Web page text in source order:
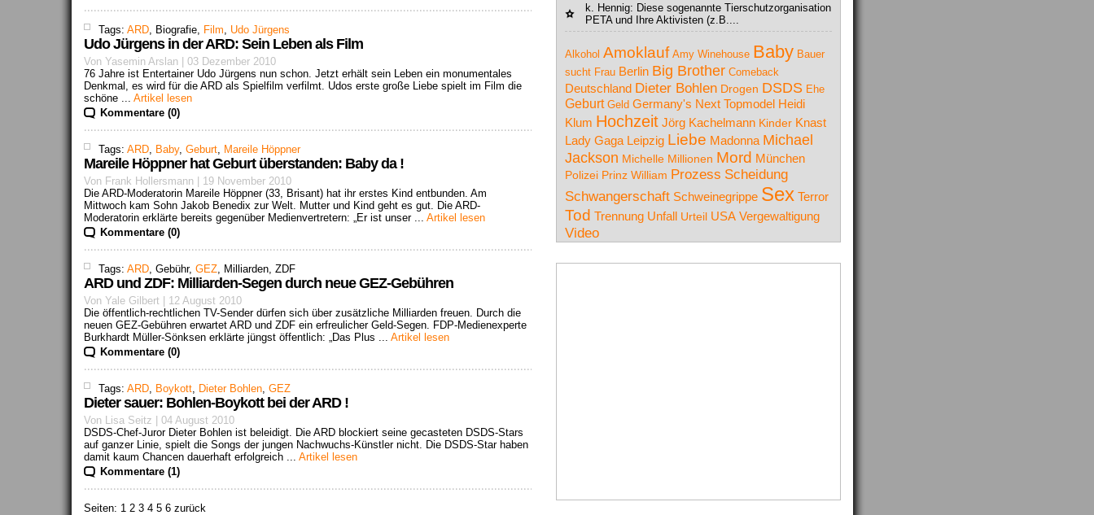
Tags: ARD, Biografie, Film, Udo Jürgens
Udo Jürgens in der ARD: Sein Leben als Film
Von Yasemin Arslan | 03 Dezember 2010
76 Jahre ist Entertainer Udo Jürgens nun schon. Jetzt erhält sein Leben ein monumentales
Denkmal, es wird für die ARD als Spielfilm verfilmt. Udos erste große Liebe spielt im Film die
schöne ... Artikel lesen
Kommentare (0)
Tags: ARD, Baby, Geburt, Mareile Höppner
Mareile Höppner hat Geburt überstanden: Baby da !
Von Frank Hollersmann | 19 November 2010
Die ARD-Moderatorin Mareile Höppner (33, Brisant) hat ihr erstes Kind entbunden. Am
Mittwoch kam Sohn Jakob Benedix zur Welt. Mutter und Kind geht es gut. Die ARD-
Moderatorin erklärte bereits gegenüber Medienvertretern: „Er ist unser ... Artikel lesen
Kommentare (0)
Tags: ARD, Gebühr, GEZ, Milliarden, ZDF
ARD und ZDF: Milliarden-Segen durch neue GEZ-Gebühren
Von Yale Gilbert | 12 August 2010
Die öffentlich-rechtlichen TV-Sender dürfen sich über zusätzliche Milliarden freuen. Durch die
neuen GEZ-Gebühren erwartet ARD und ZDF ein erfreulicher Geld-Segen. FDP-Medienexperte
Burkhardt Müller-Sönksen erklärte jüngst öffentlich: „Das Plus ... Artikel lesen
Kommentare (0)
Tags: ARD, Boykott, Dieter Bohlen, GEZ
Dieter sauer: Bohlen-Boykott bei der ARD !
Von Lisa Seitz | 04 August 2010
DSDS-Chef-Juror Dieter Bohlen ist beleidigt. Die ARD blockiert seine gecasteten DSDS-Stars
auf ganzer Linie, spielt die Songs der jungen Nachwuchs-Künstler nicht. Die DSDS-Star haben
damit kaum Chancen dauerhaft erfolgreich ... Artikel lesen
Kommentare (1)
Seiten: 1 2 3 4 5 6 zurück
k. Hennig: Diese sogenannte Tierschutzorganisation
PETA und Ihre Aktivisten (z.B....
Alkohol Amoklauf Amy Winehouse Baby Bauer
sucht Frau Berlin Big Brother Comeback
Deutschland Dieter Bohlen Drogen DSDS Ehe
Geburt Geld Germany's Next Topmodel Heidi
Klum Hochzeit Jörg Kachelmann Kinder Knast
Lady Gaga Leipzig Liebe Madonna Michael
Jackson Michelle Millionen Mord München
Polizei Prinz William Prozess Scheidung
Schwangerschaft Schweinegrippe Sex Terror
Tod Trennung Unfall Urteil USA Vergewaltigung
Video